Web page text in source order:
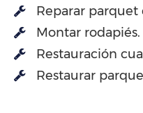
Reparar parquet
Montar rodapiés.
Restauración
Restaurar